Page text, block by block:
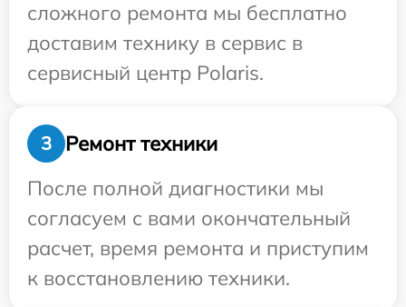
сложного ремонта мы бесплатно
доставим технику в сервис в
сервисный центр Polaris.
3
Ремонт техники
После полной диагностики мы
согласуем с вами окончательный
расчет, время ремонта и приступим
к восстановлению техники.